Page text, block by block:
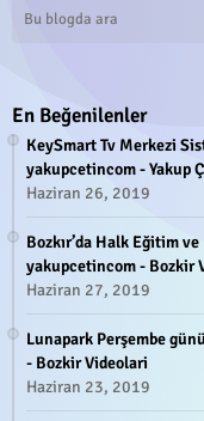
En Beğenilenler
KeySmart Tv Merkezi
yakupcetincom - Yakup
Haziran 26, 2019
Bozkır’da Halk Eğitim
yakupcetincom - Bozkir
Haziran 27, 2019
Lunapark Perşembe
- Bozkir Videolari
Haziran 23, 2019